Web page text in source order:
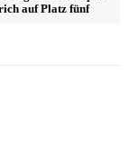
auf Platz fünf